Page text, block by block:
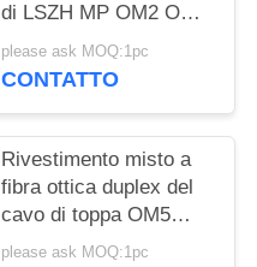
di LSZH MP OM2 OM3
OM5 FTTX
please ask MOQ:1pc
CONTATTO
Rivestimento misto a
fibra ottica duplex del
cavo di toppa OM5
OFNR 2.0mm
please ask MOQ:1pc